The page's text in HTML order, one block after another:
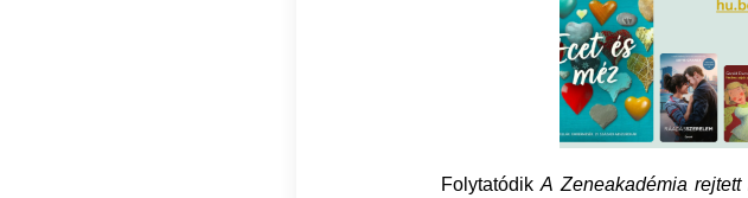
FolytatódikA Zeneakadémia rejtett